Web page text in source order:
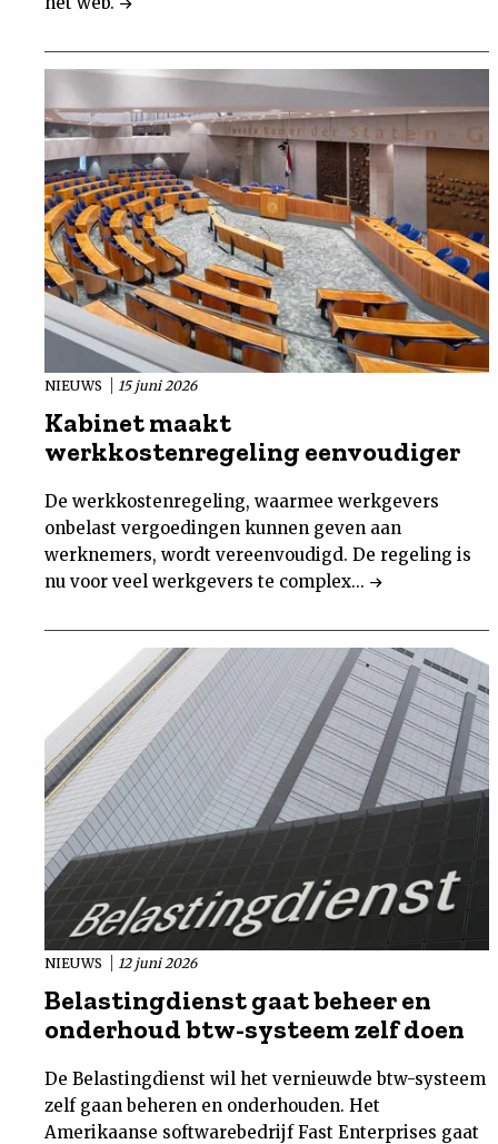
NIEUWS 15 juni 2026
Kabinet maakt
werkkostenregeling eenvoudiger
De werkkostenregeling, waarmee werkgevers
onbelast vergoedingen kunnen geven aan
werknemers, wordt vereenvoudigd. De regeling is
nu voor veel werkgevers te complex...
NIEUWS 12 juni 2026
Belastingdienst gaat beheer en
onderhoud btw-systeem zelf doen
De Belastingdienst wil het vernieuwde btw-systeem
zelf gaan beheren en onderhouden. Het
Amerikaanse softwarebedrijf Fast Enterprises gaat